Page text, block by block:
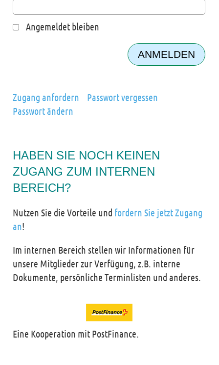
Angemeldet bleiben
Zugang anfordern
Passwort vergessen
Passwort ändern
HABEN SIE NOCH KEINEN
ZUGANG ZUM INTERNEN
BEREICH?
Nutzen Sie die Vorteile und fordern Sie jetzt Zugang
an!
Im internen Bereich stellen wir Informationen für
unsere Mitglieder zur Verfügung, z.B. interne
Dokumente, persönliche Terminlisten und anderes.
Eine Kooperation mit PostFinance.